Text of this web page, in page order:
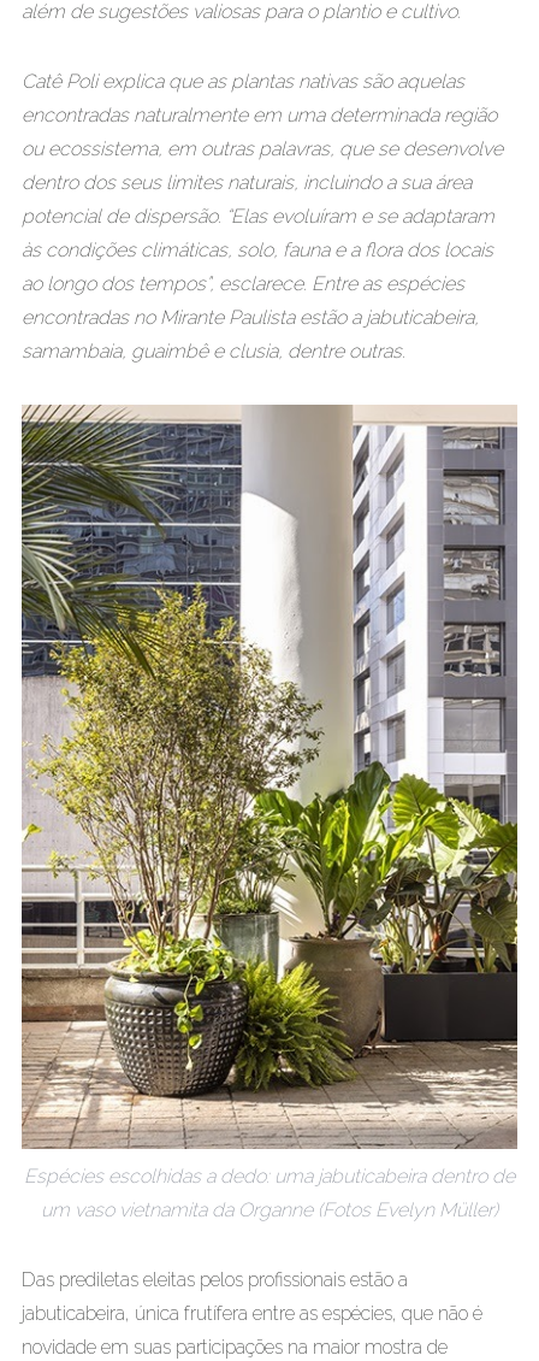
além de sugestões valiosas para o plantio e cultivo.
Catê Poli explica que as plantas nativas são aquelas
encontradas naturalmente em uma determinada região
ou ecossistema, em outras palavras, que se desenvolve
dentro dos seus limites naturais, incluindo a sua área
potencial de dispersão. “Elas evoluíram e se adaptaram
às condições climáticas, solo, fauna e a flora dos locais
ao longo dos tempos”, esclarece. Entre as espécies
encontradas no Mirante Paulista estão a jabuticabeira,
samambaia, guaimbê e clusia, dentre outras.
Espécies escolhidas a dedo: uma jabuticabeira dentro de
um vaso vietnamita da Organne (Fotos Evelyn Müller)
Das prediletas eleitas pelos profissionais estão a
jabuticabeira, única frutífera entre as espécies, que não é
novidade em suas participações na maior mostra de